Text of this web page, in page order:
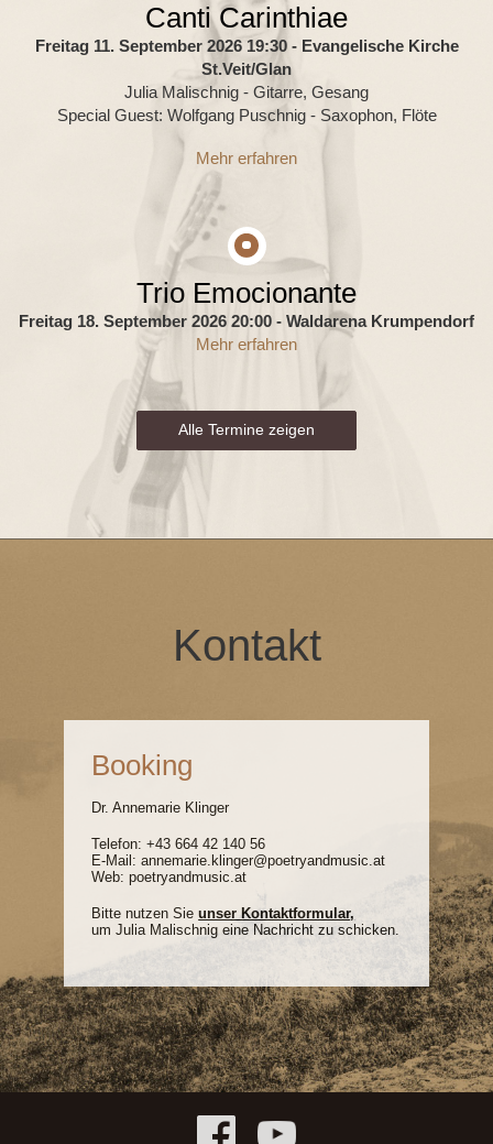
Canti Carinthiae
Freitag 11. September 2026 19:30- Evangelische Kirche
St.Veit/Glan
Julia Malischnig - Gitarre, Gesang
Special Guest: Wolfgang Puschnig - Saxophon, Flöte
Mehr erfahren
Trio Emocionante
Freitag 18. September 2026 20:00 - Waldarena Krumpendorf
Mehr erfahren
Alle Termine zeigen
Kontakt
Booking
Dr. Annemarie Klinger
Telefon:+43 664 42 140 56
E-Mail:annemarie.klinger@poetryandmusic.at
Web:poetryandmusic.at
Bitte nutzen Sieunser Kontaktformular,
um Julia Malischnig eine Nachricht zu schicken.